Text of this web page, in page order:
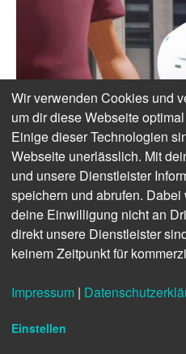
Wir verwenden Cookies und
um dir diese Webseite
Einige dieser Technologien
Webseite unerlässlich. Mit
und unsere Dienstleister
speichern und abrufen.
deine Einwilligung nicht an
direkt unsere Dienstleister
keinem Zeitpunkt für
Impressum |
Einstellen